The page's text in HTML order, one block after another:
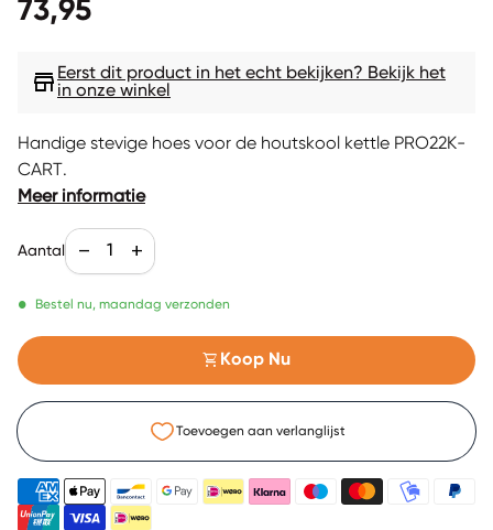
Normale prijs
73,95
store Eerst dit product in het echt bekijken? Bekijk het
in onze winkel
Handige stevige hoes voor de houtskool kettle PRO22K-
CART.
Meer informatie
Aantal
Aantal verlagen voor
remove
Verhoog de aantal voor
add
• Bestel nu, maandag verzonden
shopping_cart Koop Nu
Toevoegen aan verlanglijst